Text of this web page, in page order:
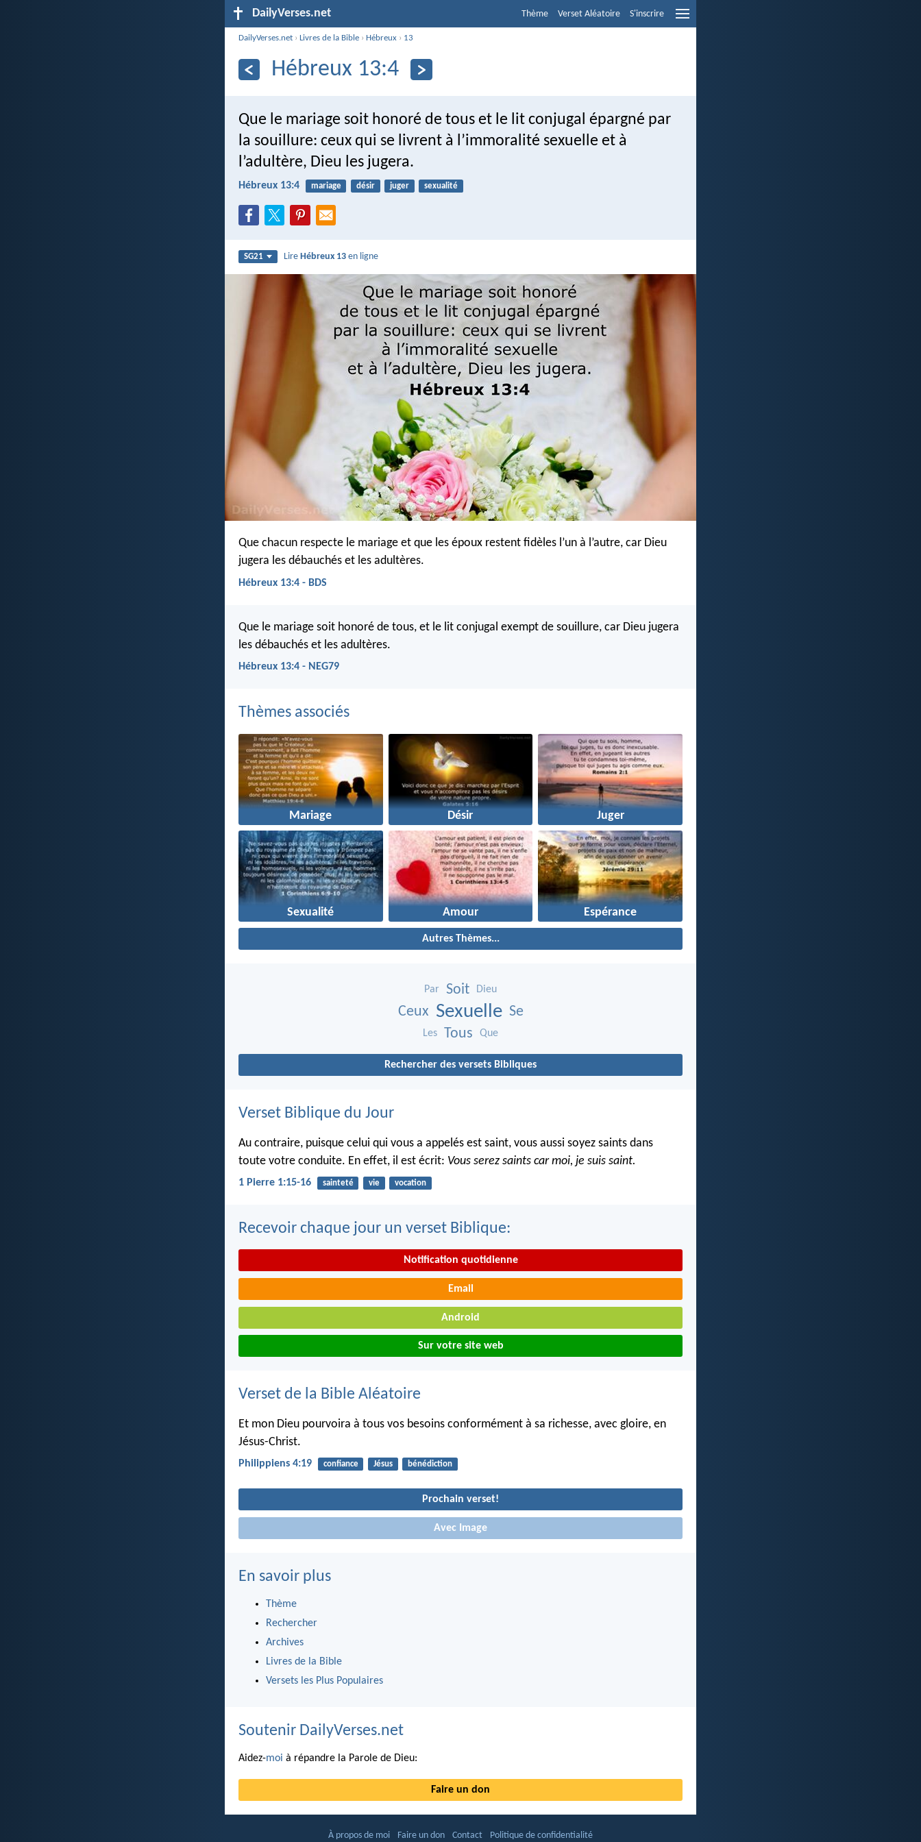
DailyVerses.net Thème Verset Aléatoire S'inscrire
DailyVerses.net ›Livres de la Bible › Hébreux › 13
Hébreux 13:4
Que le mariage soit honoré de tous et le lit conjugal épargné par
la souillure: ceux qui se livrent à l’immoralité sexuelle et à
l’adultère, Dieu les jugera.
Hébreux 13:4 mariage désir juger sexualité
SG21 LireHébreux 13 en ligne
Que chacun respecte le mariage et que les époux restent fidèles l’un à l’autre, car Dieu
jugera les débauchés et les adultères.
Hébreux 13:4 - BDS
Que le mariage soit honoré de tous, et le lit conjugal exempt de souillure, car Dieu jugera
les débauchés et les adultères.
Hébreux 13:4 - NEG79
Thèmes associés
Mariage Désir Juger
Sexualité Amour Espérance
Autres Thèmes...
Par Soit Dieu
Ceux Sexuelle Se
Les Tous Que
Rechercher des versets Bibliques
Verset Biblique du Jour
Au contraire, puisque celui qui vous a appelés est saint, vous aussi soyez saints dans
toute votre conduite. En effet, il est écrit: Vous serez saints car moi, je suis saint.
1 Pierre 1:15-16 sainteté vie vocation
Recevoir chaque jour un verset Biblique:
Notification quotidienne
Email
Android
Sur votre site web
Verset de la Bible Aléatoire
Et mon Dieu pourvoira à tous vos besoins conformément à sa richesse, avec gloire, en
Jésus-Christ.
Philippiens 4:19 confiance Jésus bénédiction
Prochain verset!
Avec Image
En savoir plus
Thème
Rechercher
Archives
Livres de la Bible
Versets les Plus Populaires
Soutenir DailyVerses.net
Aidez-moi à répandre la Parole de Dieu:
Faire un don
À propos de moi Faire un don Contact Politique de confidentialité